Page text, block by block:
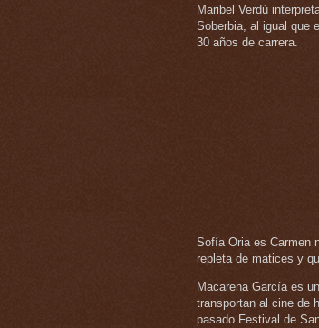
Maribel Verdú
Soberbia, al igual que
30 años de carrera.
Sofía Oria es Carmen
repleta de matices y
Macarena García es
transportan al cine de
pasado Festival de